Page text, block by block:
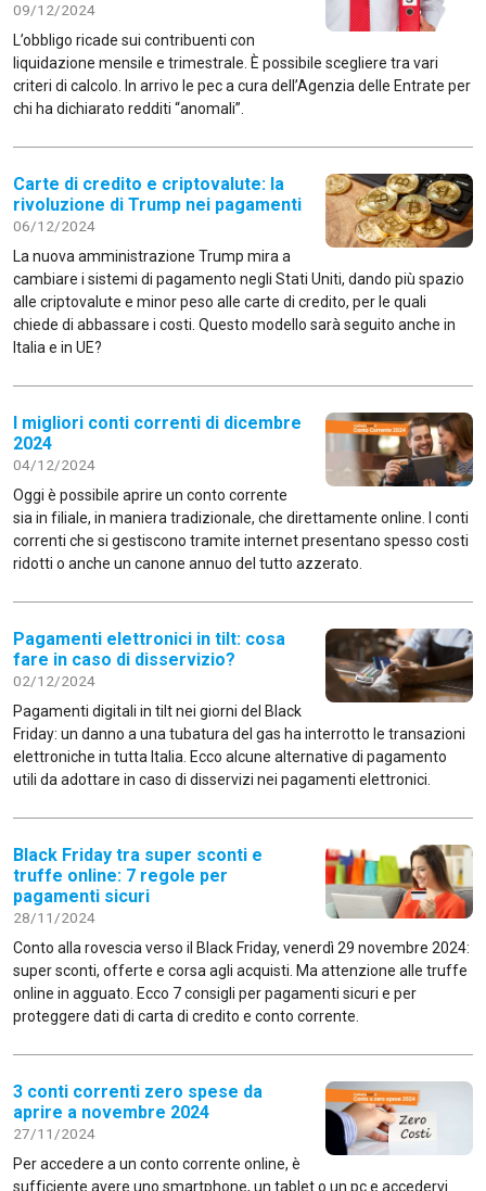
09/12/2024
L’obbligo ricade sui contribuenti con
liquidazione mensile e trimestrale. È possibile scegliere tra vari
criteri di calcolo. In arrivo le pec a cura dell’Agenzia delle Entrate per
chi ha dichiarato redditi “anomali”.
Carte di credito e criptovalute: la
rivoluzione di Trump nei pagamenti
06/12/2024
La nuova amministrazione Trump mira a
cambiare i sistemi di pagamento negli Stati Uniti, dando più spazio
alle criptovalute e minor peso alle carte di credito, per le quali
chiede di abbassare i costi. Questo modello sarà seguito anche in
Italia e in UE?
I migliori conti correnti di dicembre
2024
04/12/2024
Oggi è possibile aprire un conto corrente
sia in filiale, in maniera tradizionale, che direttamente online. I conti
correnti che si gestiscono tramite internet presentano spesso costi
ridotti o anche un canone annuo del tutto azzerato.
Pagamenti elettronici in tilt: cosa
fare in caso di disservizio?
02/12/2024
Pagamenti digitali in tilt nei giorni del Black
Friday: un danno a una tubatura del gas ha interrotto le transazioni
elettroniche in tutta Italia. Ecco alcune alternative di pagamento
utili da adottare in caso di disservizi nei pagamenti elettronici.
Black Friday tra super sconti e
truffe online: 7 regole per
pagamenti sicuri
28/11/2024
Conto alla rovescia verso il Black Friday, venerdì 29 novembre 2024:
super sconti, offerte e corsa agli acquisti. Ma attenzione alle truffe
online in agguato. Ecco 7 consigli per pagamenti sicuri e per
proteggere dati di carta di credito e conto corrente.
3 conti correnti zero spese da
aprire a novembre 2024
27/11/2024
Per accedere a un conto corrente online, è
sufficiente avere uno smartphone, un tablet o un pc e accedervi